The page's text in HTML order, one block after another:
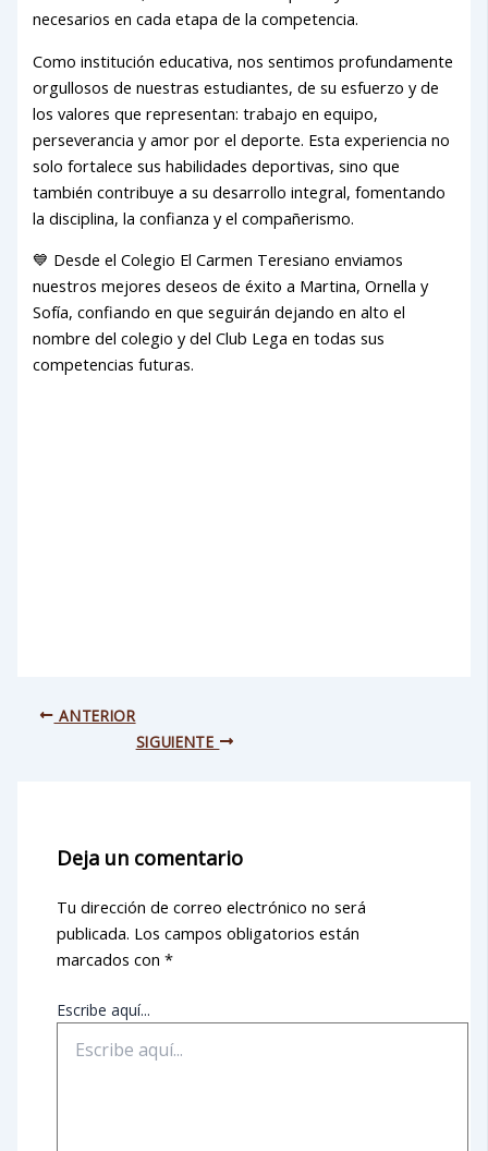
necesarios en cada etapa de la competencia.
Como institución educativa, nos sentimos profundamente
orgullosos de nuestras estudiantes, de su esfuerzo y de
los valores que representan: trabajo en equipo,
perseverancia y amor por el deporte. Esta experiencia no
solo fortalece sus habilidades deportivas, sino que
también contribuye a su desarrollo integral, fomentando
la disciplina, la confianza y el compañerismo.
💙 Desde el Colegio El Carmen Teresiano enviamos
nuestros mejores deseos de éxito a Martina, Ornella y
Sofía, confiando en que seguirán dejando en alto el
nombre del colegio y del Club Lega en todas sus
competencias futuras.
ANTERIOR
SIGUIENTE
Deja un comentario
Tu dirección de correo electrónico no será
publicada. Los campos obligatorios están
marcados con*
Escribe aquí...